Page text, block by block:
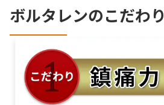
ボルタレンのこだわり